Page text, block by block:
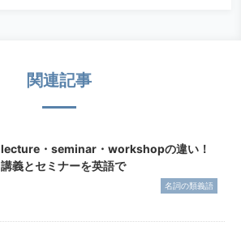
関連記事
lecture・seminar・workshopの違い！
講義とセミナーを英語で
名詞の類義語